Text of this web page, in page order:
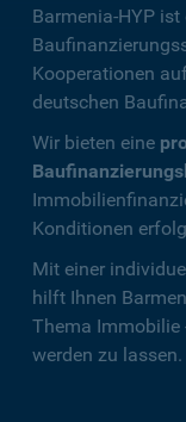
Barmenia-HYP
Kooperationen
deutschen
Wir bieten eine
Konditionen
Mit einer
hilft Ihnen
Thema Immobilie
werden zu lassen.